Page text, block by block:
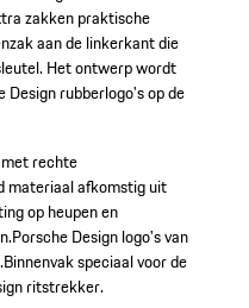
zakken praktische
aan de linkerkant die
Het ontwerp wordt
rubberlogo's op de
rechte
materiaal afkomstig uit
op heupen en
Porsche Design logo's van
Binnenvak speciaal voor de
ritstrekker.